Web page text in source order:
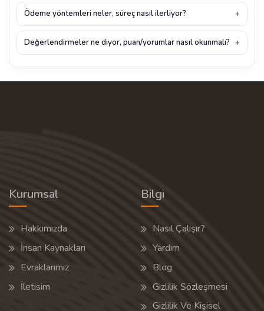
Ödeme yöntemleri neler, süreç nasıl ilerliyor?
Değerlendirmeler ne diyor, puan/yorumlar nasıl okunmalı?
Kurumsal
Hakkımızda
İnsan Kaynakları
Evraklarımız
İletisim
Bilgi
Nasıl Çalışır?
Yardım
Blog
Gizlilik Sözleşmesi
Gizlilik Ve Kişisel